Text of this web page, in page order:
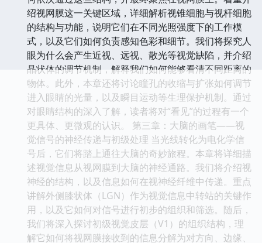
绍视网膜这一关键区域，详细解析视锥细胞与视杆细胞
的结构与功能，说明它们在不同光照强度下的工作模
式，以及它们如何负责感知色彩和细节。我们将探究人
眼为什么会产生近视、远视、散光等视觉缺陷，并介绍
晶状体的调节机制，解释我们如何能够看清不同距离的
物体。此外，本章还将讨论瞳孔的收缩与扩张如何调节
进入眼睛的光量，以及瞬目运动等生理保护机制。通过
对眼睛结构的深入了解，读者将对“看见”的过程有一个
更具体、更微观的认识。 第三章：大脑的画笔——视
觉信号的神经传递与初级处理 当光线转化为电化学信
号后，它们将踏上通往大脑的奇妙旅程。本章将详细描
述视觉信息从视网膜到大脑的神经通路。我们将介绍视
神经的结构，以及信息如何在视神经纤维中传递。重点
讲解外侧膝状体（LGN）作为视觉信息中转站的关键作
用，以及它如何对信号进行初步的组织和筛选。随后，
我们将深入探讨初级视觉皮层（V1）的组织结构，理
解它如何将视网膜接收到的信息分解为对方向、边缘、